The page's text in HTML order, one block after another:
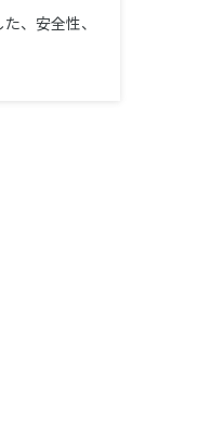
、安全性、